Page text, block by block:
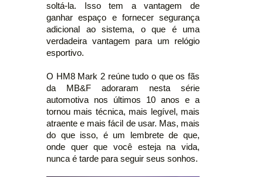
soltá-la. Isso tem a vantagem de
ganhar espaço e fornecer segurança
adicional ao sistema, o que é uma
verdadeira vantagem para um relógio
esportivo.
O HM8 Mark 2 reúne tudo o que os fãs
da MB&F adoraram nesta série
automotiva nos últimos 10 anos e a
tornou mais técnica, mais legível, mais
atraente e mais fácil de usar. Mas, mais
do que isso, é um lembrete de que,
onde quer que você esteja na vida,
nunca é tarde para seguir seus sonhos.